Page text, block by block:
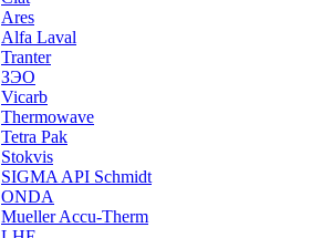
Ares
Alfa Laval
Tranter
ЗЭО
Vicarb
Thermowave
Tetra Pak
Stokvis
SIGMA API Schmidt
ONDA
Mueller Accu-Therm